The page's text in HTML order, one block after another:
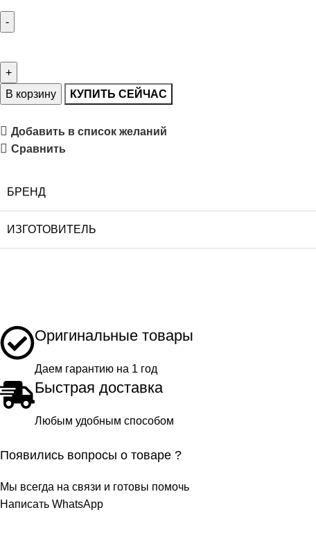
В корзину КУПИТЬ СЕЙЧАС
Добавить в список желаний
Сравнить
БРЕНД
ИЗГОТОВИТЕЛЬ
Оригинальные товары
Даем гарантию на 1 год
Быстрая доставка
Любым удобным способом
Появились вопросы о товаре ?
Мы всегда на связи и готовы помочь
Написать WhatsApp